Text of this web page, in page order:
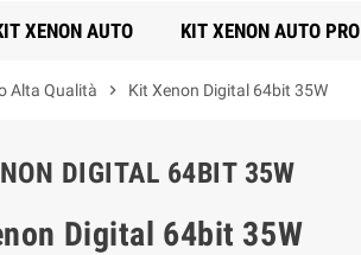
XENON AUTO KIT XENON AUTO PRO
Alta Qualità chevron_right Kit Xenon Digital 64bit 35W
DIGITAL 64BIT 35W
Digital 64bit 35W